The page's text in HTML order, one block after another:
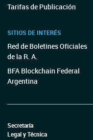
Tarifas de Publicación
SITIOS DE INTERÉS
Red de Boletines Oficiales
de la R. A.
BFA Blockchain Federal
Argentina
Secretaría
Legal y Técnica